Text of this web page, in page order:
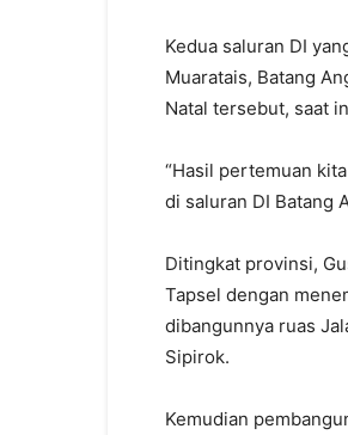
Kedua saluran DI
Muaratais, Batang
Natal tersebut, saat
“Hasil pertemuan
di saluran DI Batang
Ditingkat provinsi,
Tapsel dengan
dibangunnya ruas
Sipirok.
Kemudian